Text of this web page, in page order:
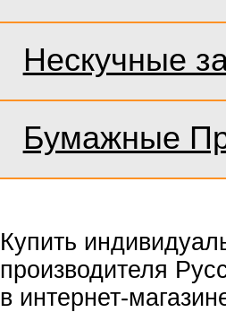
Нескучные
Бумажные
Купить
производителя
в интернет-